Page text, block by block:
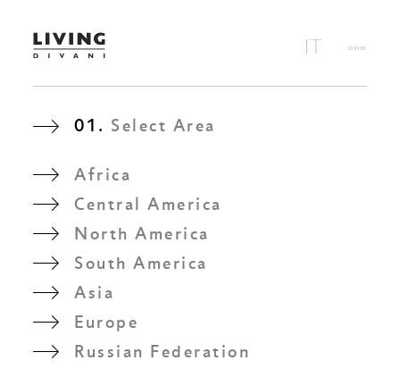
01. Select Area
Africa
Central America
North America
South America
Asia
Europe
Russian Federation